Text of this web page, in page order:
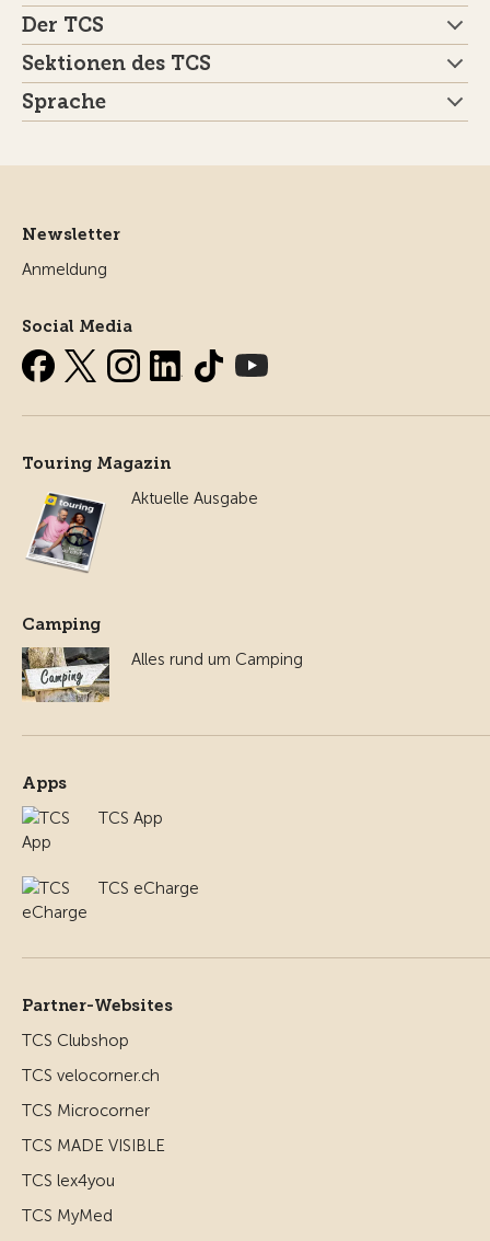
Der TCS
Sektionen des TCS
Sprache
Newsletter
Anmeldung
Social Media
Touring Magazin
Aktuelle Ausgabe
Camping
Alles rund um Camping
Apps
TCS App
TCS eCharge
Partner-Websites
TCS Clubshop
TCS velocorner.ch
TCS Microcorner
TCS MADE VISIBLE
TCS lex4you
TCS MyMed